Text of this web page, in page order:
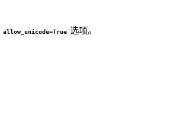
allow_unicode=True 选项。